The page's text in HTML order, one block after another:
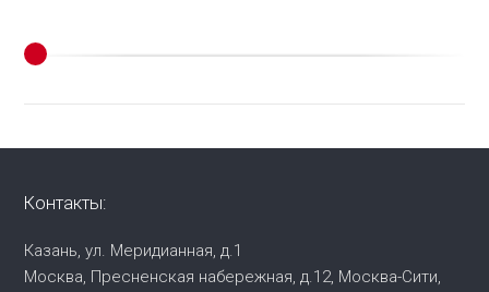
Контакты:
Казань, ул. Меридианная, д.1
Москва, Пресненская набережная, д.12, Москва-Сити,